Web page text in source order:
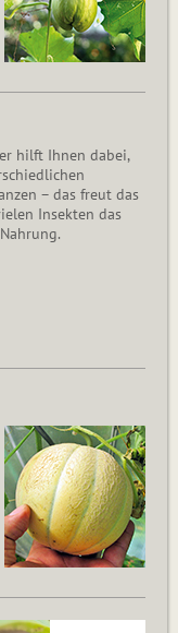
hilft Ihnen dabei,
– das freut das
Insekten das